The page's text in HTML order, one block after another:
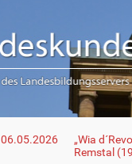
06.05.2026
„Wia
Remstal